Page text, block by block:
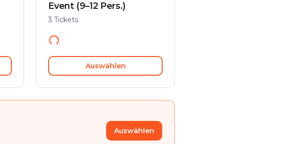
Event (9–12 Pers.)
3 Tickets
Auswählen
Auswählen